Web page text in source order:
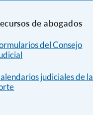
de abogados
del Consejo
judiciales de la